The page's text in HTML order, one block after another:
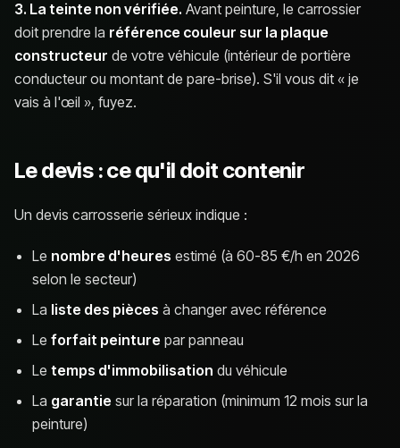
3. La teinte non vérifiée. Avant peinture, le carrossier
doit prendre la référence couleur sur la plaque
constructeur de votre véhicule (intérieur de portière
conducteur ou montant de pare-brise). S'il vous dit « je
vais à l'œil », fuyez.
Le devis : ce qu'il doit contenir
Un devis carrosserie sérieux indique :
Le nombre d'heures estimé (à 60-85 €/h en 2026
selon le secteur)
La liste des pièces à changer avec référence
Le forfait peinture par panneau
Le temps d'immobilisation du véhicule
La garantie sur la réparation (minimum 12 mois sur la
peinture)